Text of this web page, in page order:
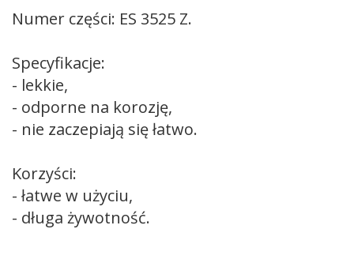
Numer części: ES 3525 Z.
Specyfikacje:
- lekkie,
- odporne na korozję,
- nie zaczepiają się łatwo.
Korzyści:
- łatwe w użyciu,
- długa żywotność.